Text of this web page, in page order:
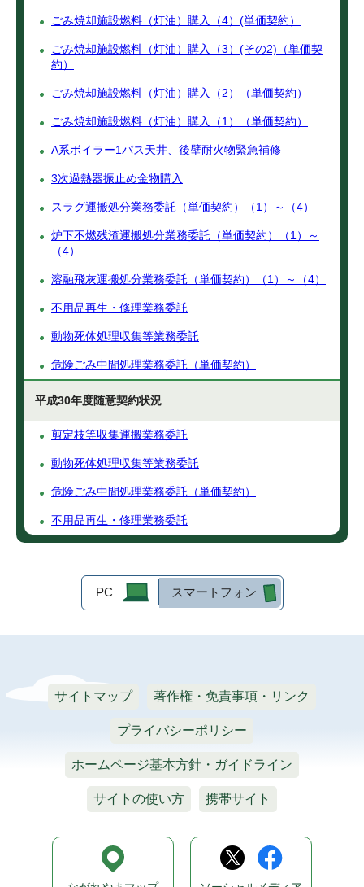
ごみ焼却施設燃料（灯油）購入（4）(単価契約）
ごみ焼却施設燃料（灯油）購入（3）(その2)（単価契
約）
ごみ焼却施設燃料（灯油）購入（2）（単価契約）
ごみ焼却施設燃料（灯油）購入（1）（単価契約）
A系ボイラー1パス天井、後壁耐火物緊急補修
3次過熱器振止め金物購入
スラグ運搬処分業務委託（単価契約）（1）～（4）
炉下不燃残渣運搬処分業務委託（単価契約）（1）～
（4）
溶融飛灰運搬処分業務委託（単価契約）（1）～（4）
不用品再生・修理業務委託
動物死体処理収集等業務委託
危険ごみ中間処理業務委託（単価契約）
平成30年度随意契約状況
剪定枝等収集運搬業務委託
動物死体処理収集等業務委託
危険ごみ中間処理業務委託（単価契約）
不用品再生・修理業務委託
PC スマートフォン
サイトマップ 著作権・免責事項・リンク
プライバシーポリシー
ホームページ基本方針・ガイドライン
サイトの使い方 携帯サイト